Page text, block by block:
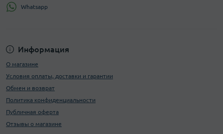
Информация
О магазине
Условия оплаты, доставки и гарантии
Обмен и возврат
Политика конфиденциальности
Публичная оферта
Отзывы о магазине
Whatsapp